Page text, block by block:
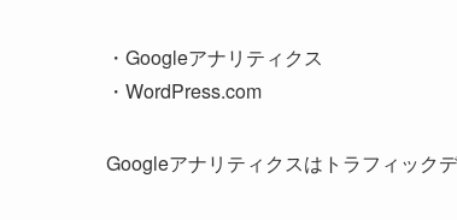
・Googleアナリティクス
・WordPress.com
Googleアナリティクスはトラフィック